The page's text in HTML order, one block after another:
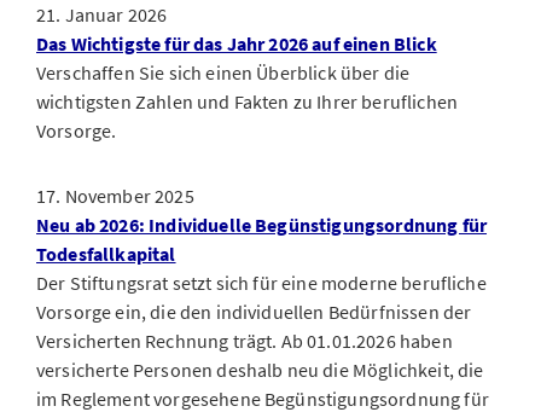
21. Januar 2026
Das Wichtigste für das Jahr 2026 auf einen Blick
Verschaffen Sie sich einen Überblick über die
wichtigsten Zahlen und Fakten zu Ihrer beruflichen
Vorsorge.
17. November 2025
Neu ab 2026: Individuelle Begünstigungsordnung für
Todesfallkapital
Der Stiftungsrat setzt sich für eine moderne berufliche
Vorsorge ein, die den individuellen Bedürfnissen der
Versicherten Rechnung trägt. Ab 01.01.2026 haben
versicherte Personen deshalb neu die Möglichkeit, die
im Reglement vorgesehene Begünstigungsordnung für